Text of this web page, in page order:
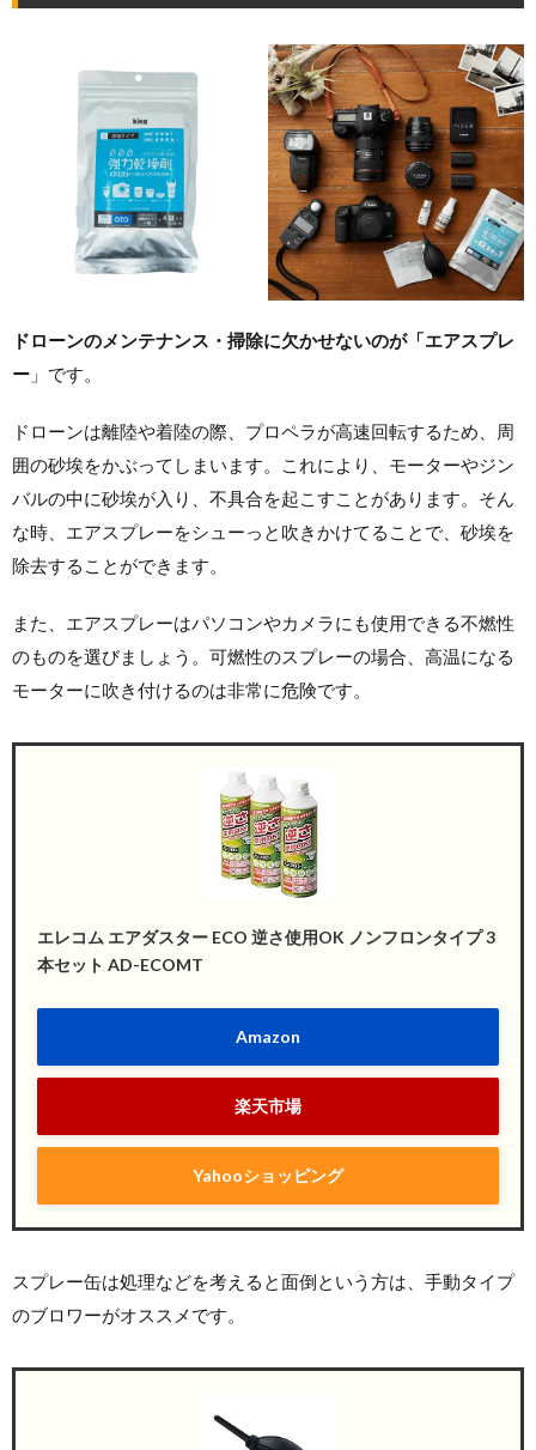
ドローンのメンテナンス・掃除に欠かせないのが「エアスプレ
ー 」です。
ドローンは離陸や着陸の際、プロペラが高速回転するため、周
囲の砂埃をかぶってしまいます。これにより、モーターやジン
バルの中に砂埃が入り、不具合を起こすことがあります。そん
な時、エアスプレーをシューっと吹きかけてることで、砂埃を
除去することができます。
また、エアスプレーはパソコンやカメラにも使用できる不燃性
のものを選びましょう。可燃性のスプレーの場合、高温になる
モーターに吹き付けるのは非常に危険です。
エレコム エアダスター ECO 逆さ使用OK ノンフロンタイプ 3
本セット AD-ECOMT
Amazon
楽天市場
Yahooショッピング
スプレー缶は処理などを考えると面倒という方は、手動タイプ
のブロワーがオススメです。